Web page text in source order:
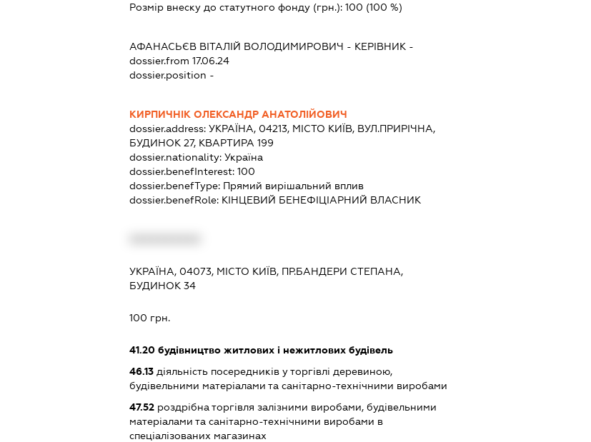
Розмір внеску до статутного фонду (грн.): 100 (100 %)
АФАНАСЬЄВ ВІТАЛІЙ ВОЛОДИМИРОВИЧ - КЕРІВНИК -
dossier.from 17.06.24
dossier.position -
КИРПИЧНІК ОЛЕКСАНДР АНАТОЛІЙОВИЧ
dossier.address: УКРАЇНА, 04213, МІСТО КИЇВ, ВУЛ.ПРИРІЧНА,
БУДИНОК 27, КВАРТИРА 199
dossier.nationality: Україна
dossier.benefInterest: 100
dossier.benefType: Прямий вирішальний вплив
dossier.benefRole: КІНЦЕВИЙ БЕНЕФІЦІАРНИЙ ВЛАСНИК
УКРАЇНА, 04073, МІСТО КИЇВ, ПР.БАНДЕРИ СТЕПАНА,
БУДИНОК 34
100 грн.
41.20будівництво житлових і нежитлових будівель
46.13діяльність посередників у торгівлі деревиною,
будівельними матеріалами та санітарно-технічними виробами
47.52роздрібна торгівля залізними виробами, будівельними
матеріалами та санітарно-технічними виробами в
спеціалізованих магазинах